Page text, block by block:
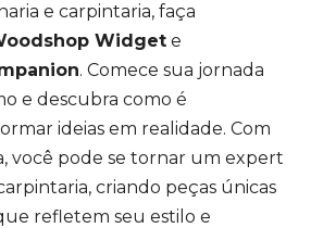
e carpintaria, faça
Widget e
. Comece sua jornada
e descubra como é
ideias em realidade. Com
você pode se tornar um expert
criando peças únicas
refletem seu estilo e